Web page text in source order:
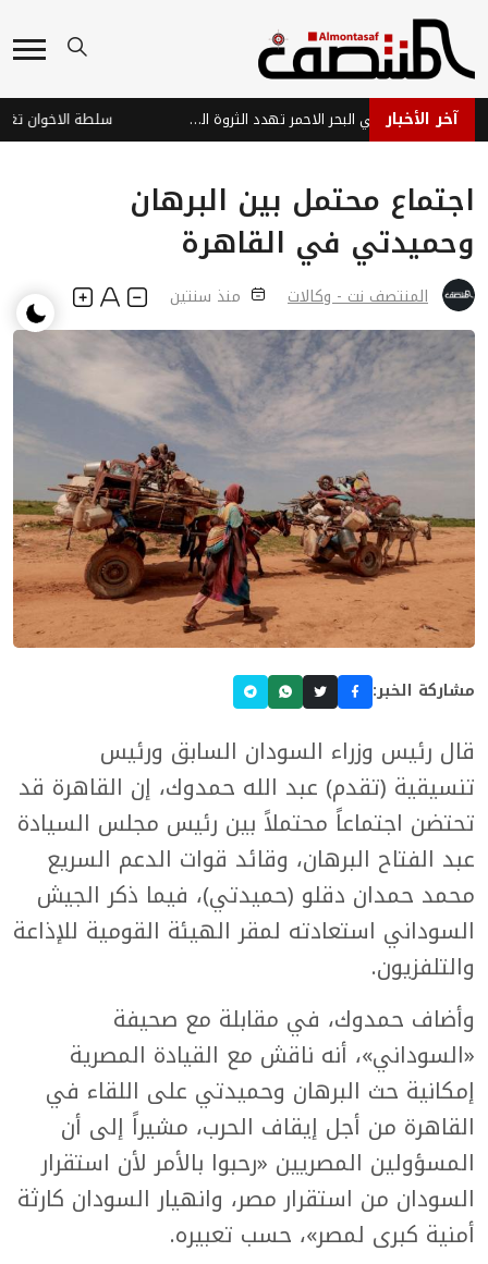
آخر الأخبار هجمات عصابة الحوثي في البحر الاحمر تهدد الثروة السمكية وتفاقم معاناة الصيادين في اليمن
اجتماع محتمل بين البرهان
وحميدتي في القاهرة
المنتصف نت - وكالات منذ سنتين
مشاركة الخبر:
قال رئيس وزراء السودان السابق ورئيس
تنسيقية (تقدم) عبد الله حمدوك، إن القاهرة قد
تحتضن اجتماعاً محتملاً بين رئيس مجلس السيادة
عبد الفتاح البرهان، وقائد قوات الدعم السريع
محمد حمدان دقلو (حميدتي)، فيما ذكر الجيش
السوداني استعادته لمقر الهيئة القومية للإذاعة
والتلفزيون.
وأضاف حمدوك، في مقابلة مع صحيفة
«السوداني»، أنه ناقش مع القيادة المصرية
إمكانية حث البرهان وحميدتي على اللقاء في
القاهرة من أجل إيقاف الحرب، مشيراً إلى أن
المسؤولين المصريين «رحبوا بالأمر لأن استقرار
السودان من استقرار مصر، وانهيار السودان كارثة
أمنية كبرى لمصر»، حسب تعبيره.